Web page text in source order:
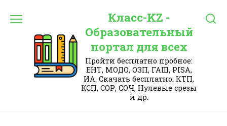
Класс-KZ -
Образовательный
портал для всех
Пройти бесплатно пробное:
ЕНТ, МОДО, ОЗП, ГАШ, PISA,
ИА. Скачать бесплатно: КТП,
КСП, СОР, СОЧ, Нулевые срезы
и др.